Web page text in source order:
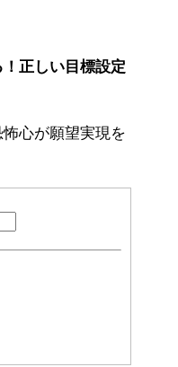
！正しい目標設定
心が願望実現を